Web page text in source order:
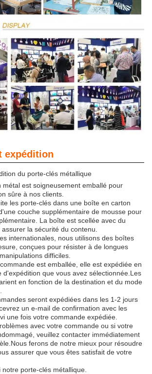
expédition
du porte-clés métallique
métal est soigneusement emballé pour
sûre à nos clients.
les porte-clés dans une boîte en carton
couche supplémentaire de mousse pour
La boîte est scellée avec du
la sécurité du contenu.
internationales, nous utilisons des boîtes
conçues pour résister à de longues
difficiles.
est emballée, elle est expédiée en
d'expédition que vous avez sélectionnée.Les
en fonction de la destination et du mode
seront expédiées dans les 1-2 jours
un e-mail de confirmation avec les
une fois votre commande expédiée.
avec votre commande ou si votre
veuillez contacter immédiatement
ferons de notre mieux pour résoudre
assurer que vous êtes satisfait de votre
porte-clés métallique.